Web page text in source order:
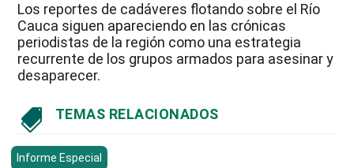
Los reportes de cadáveres flotando sobre el Río
Cauca siguen apareciendo en las crónicas
periodistas de la región como una estrategia
recurrente de los grupos armados para asesinar y
desaparecer.
 TEMAS RELACIONADOS
Informe Especial